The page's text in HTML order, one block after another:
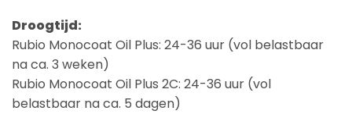
Droogtijd:
Rubio Monocoat Oil Plus: 24-36 uur (vol belastbaar
na ca. 3 weken)
Rubio Monocoat Oil Plus 2C: 24-36 uur (vol
belastbaar na ca. 5 dagen)